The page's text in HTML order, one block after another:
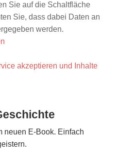
Sie auf die Schaltfläche
Sie, dass dabei Daten an
werden.
akzeptieren und Inhalte
neuen E-Book. Einfach